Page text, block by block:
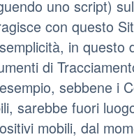
uno script)
con questo
in questo
di
sebbene i
sarebbe fuori
mobili, dal